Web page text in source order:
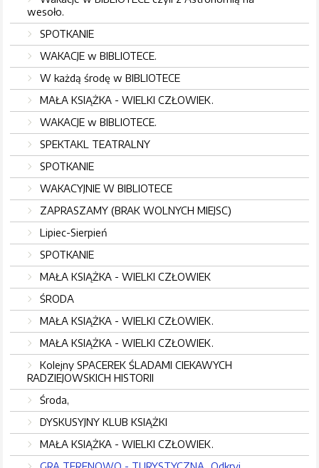
wesoło.
SPOTKANIE
WAKACJE w BIBLIOTECE.
W każdą środę w BIBLIOTECE
MAŁA KSIĄŻKA - WIELKI CZŁOWIEK.
WAKACJE w BIBLIOTECE.
SPEKTAKL TEATRALNY
SPOTKANIE
WAKACYJNIE W BIBLIOTECE
ZAPRASZAMY (BRAK WOLNYCH MIEJSC)
Lipiec-Sierpień
SPOTKANIE
MAŁA KSIĄŻKA - WIELKI CZŁOWIEK
ŚRODA
MAŁA KSIĄŻKA - WIELKI CZŁOWIEK.
MAŁA KSIĄŻKA - WIELKI CZŁOWIEK.
Kolejny SPACEREK ŚLADAMI CIEKAWYCH
RADZIEJOWSKICH HISTORII
Środa,
DYSKUSYJNY KLUB KSIĄŻKI
MAŁA KSIĄŻKA - WIELKI CZŁOWIEK.